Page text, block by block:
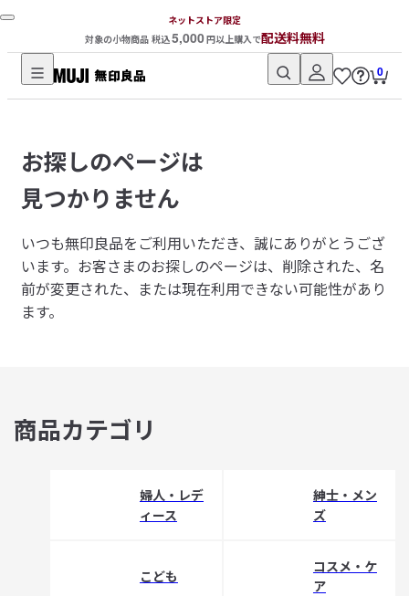
ネットストア限定
対象の小物商品 税込5,000円以上購入で配送料無料
無
品
ネ
ッ
ト
ス
ト
ア
0
お探しのページは
見つかりません
いつも無印良品をご利用いただき、誠にありがとうござ
います。 お客さまのお探しのページは、削除された、名
前が変更された、または現在利用できない可能性があり
ます。
商品カテゴリ
婦人・レデ
ィース
紳士・メン
ズ
こども
コスメ・ケ
ア